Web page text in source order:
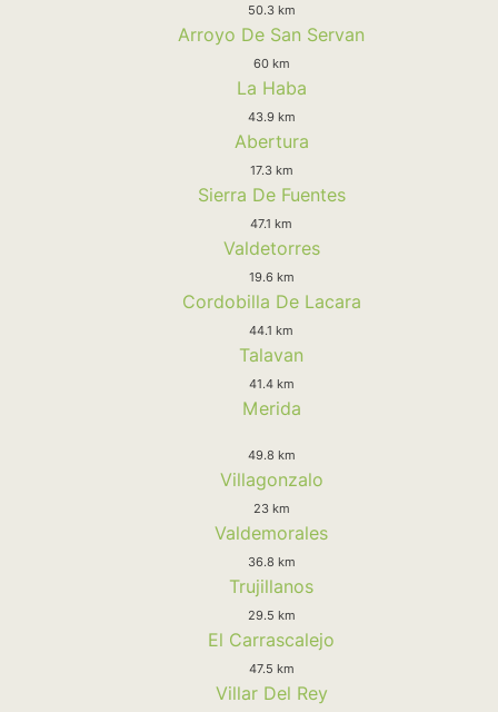
50.3 km
Arroyo De San Servan
60 km
La Haba
43.9 km
Abertura
17.3 km
Sierra De Fuentes
47.1 km
Valdetorres
19.6 km
Cordobilla De Lacara
44.1 km
Talavan
41.4 km
Merida
49.8 km
Villagonzalo
23 km
Valdemorales
36.8 km
Trujillanos
29.5 km
El Carrascalejo
47.5 km
Villar Del Rey